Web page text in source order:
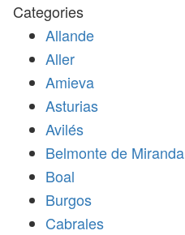
Categories
Allande
Aller
Amieva
Asturias
Avilés
Belmonte de Miranda
Boal
Burgos
Cabrales